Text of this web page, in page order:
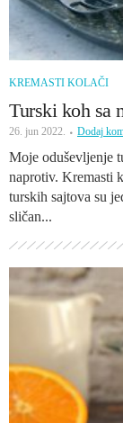
KREMASTI KOLAČI
Turski koh sa
26. jun 2022. Dodaj
Moje oduševljenje
naprotiv. Kremasti
turskih sajtova su
sličan...